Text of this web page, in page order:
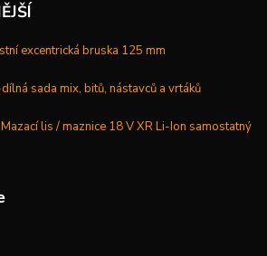
excentrická bruska 125 mm
sada mix, bitů, nástavců a vrtáků
lis / maznice 18 V XR Li-Ion samostatný